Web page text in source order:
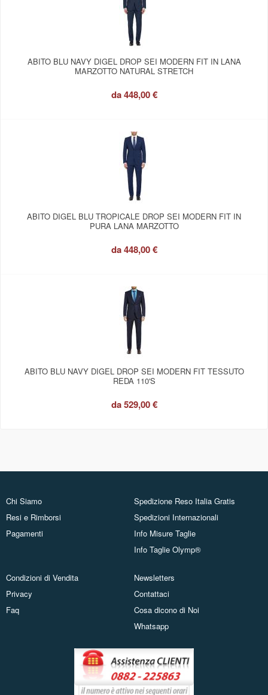
ABITO BLU NAVY DIGEL DROP SEI MODERN FIT IN LANA
MARZOTTO NATURAL STRETCH
da448,00 €
ABITO DIGEL BLU TROPICALE DROP SEI MODERN FIT IN
PURA LANA MARZOTTO
da448,00 €
ABITO BLU NAVY DIGEL DROP SEI MODERN FIT TESSUTO
REDA 110'S
da529,00 €
Chi Siamo
Resi e Rimborsi
Pagamenti
Spedizione Reso Italia Gratis
Spedizioni Internazionali
Info Misure Taglie
Info Taglie Olymp®
Condizioni di Vendita
Privacy
Faq
Newsletters
Contattaci
Cosa dicono di Noi
Whatsapp